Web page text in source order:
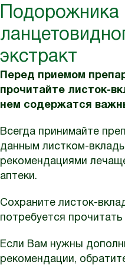
Подорожника
экстракт
Перед приемом
прочитайте листок-
нем содержатся
Всегда принимайте
данным листком-
рекомендациями
аптеки.
Сохраните листок-
потребуется
Если Вам нужны
рекомендации,